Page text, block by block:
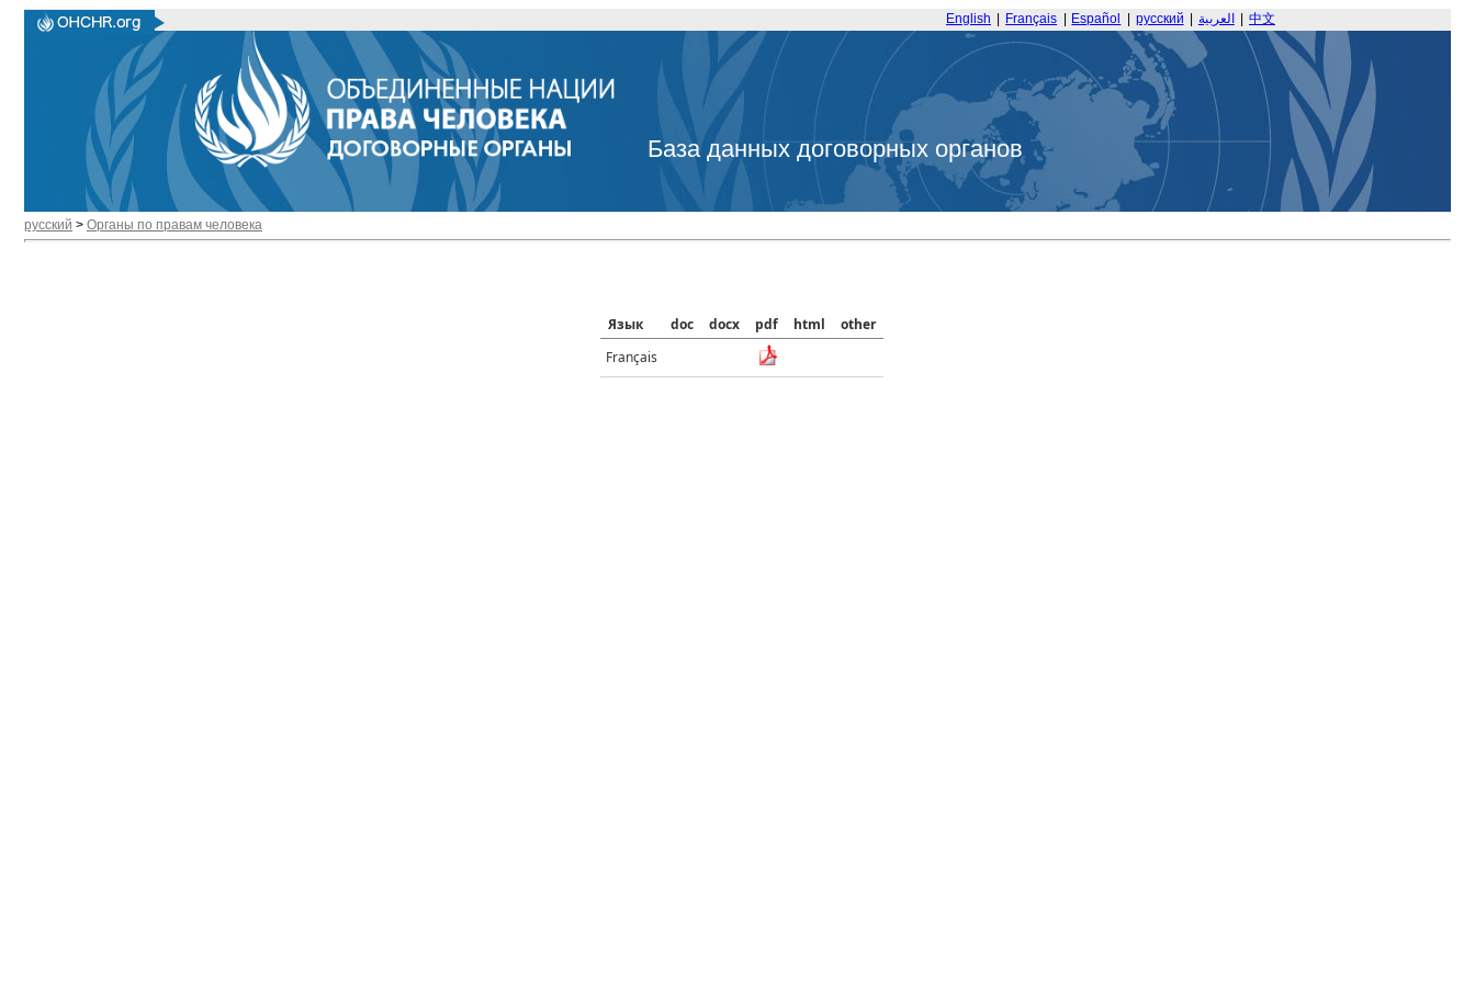
English Français Español русский العربية 中文
База данных договорных органов
русский > Органы по правам человека
Язык doc docx pdf html
other
Français